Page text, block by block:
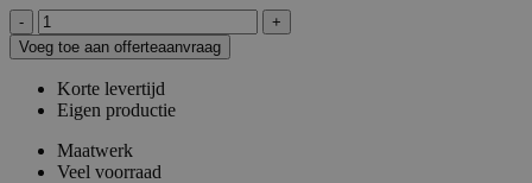
Wand
wit
op
wielen
HxB259x104cm
open
onderzijde
Voeg toe aan offerteaanvraag
Korte levertijd
Eigen productie
Maatwerk
Veel voorraad